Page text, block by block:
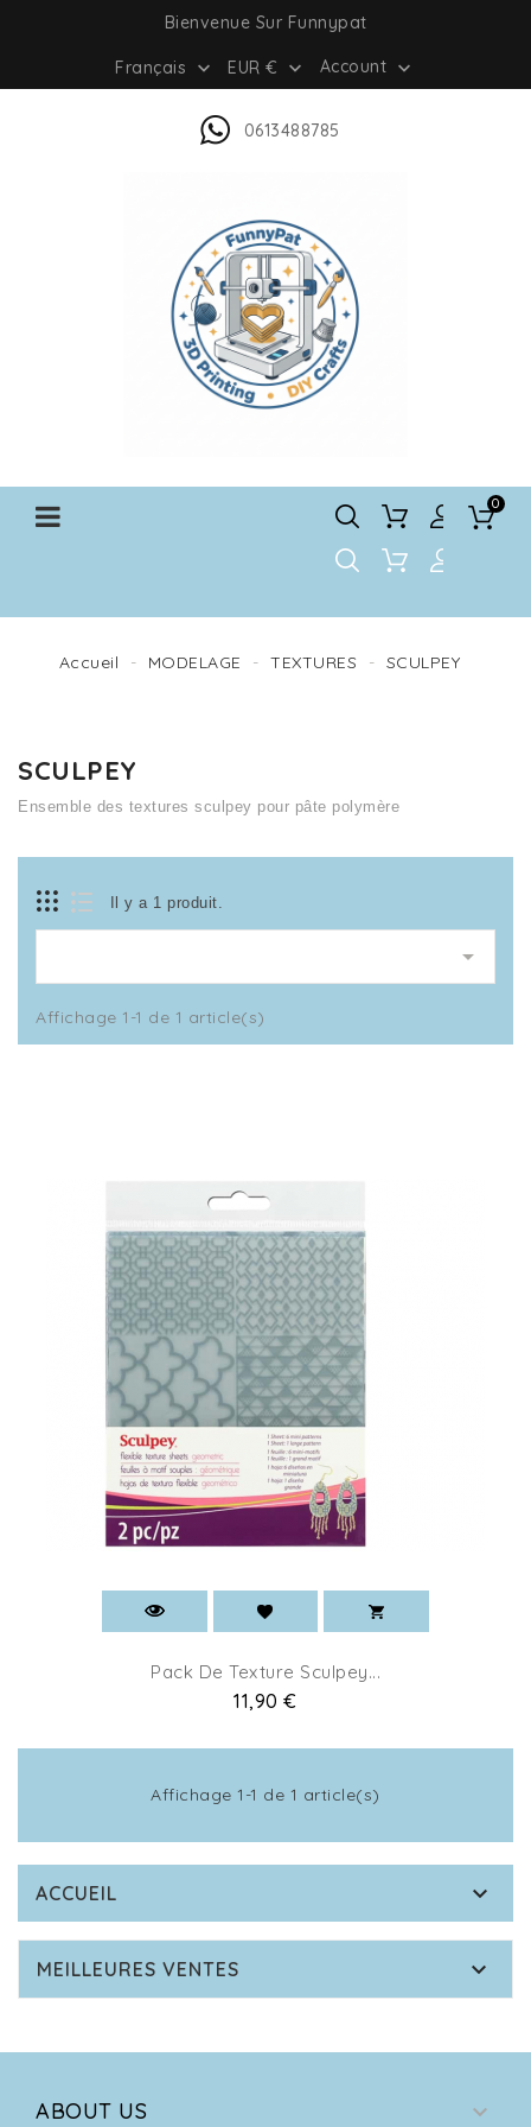
Bienvenue Sur Funnypat
Français  EUR €  Account 
0613488785
0
Accueil MODELAGE TEXTURES SCULPEY
SCULPEY
Ensemble des textures sculpey pour pâte polymère
Il y a 1 produit.

Affichage 1-1 de 1 article(s)
Pack De Texture Sculpey...
Prix
11,90 €
Affichage 1-1 de 1 article(s)
ACCUEIL 
MEILLEURES VENTES 
ABOUT US 